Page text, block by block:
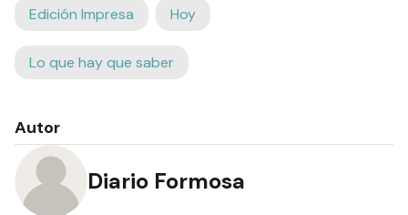
Edición Impresa Hoy
Lo que hay que saber
Autor
Diario Formosa